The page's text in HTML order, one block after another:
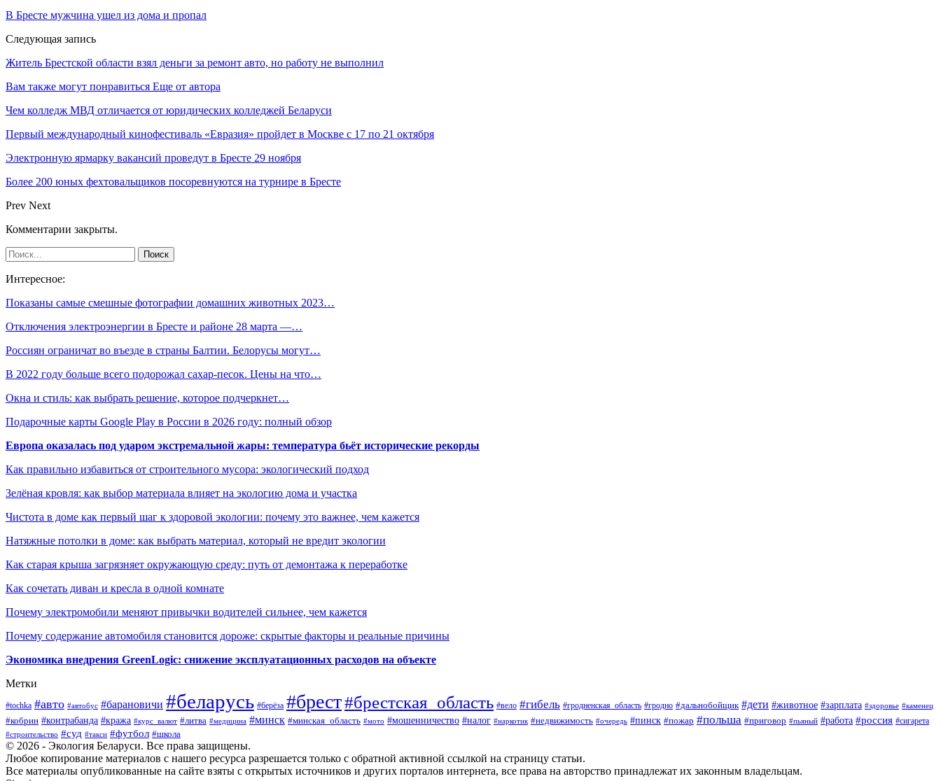
В Бресте мужчина ушел из дома и пропал
Следующая запись
Житель Брестской области взял деньги за ремонт авто, но работу не выполнил
Вам также могут понравиться Еще от автора
Чем колледж МВД отличается от юридических колледжей Беларуси
Первый международный кинофестиваль «Евразия» пройдет в Москве с 17 по 21 октября
Электронную ярмарку вакансий проведут в Бресте 29 ноября
Более 200 юных фехтовальщиков посоревнуются на турнире в Бресте
Prev Next
Комментарии закрыты.
Интересное:
Показаны самые смешные фотографии домашних животных 2023…
Отключения электроэнергии в Бресте и районе 28 марта —…
Россиян ограничат во въезде в страны Балтии. Белорусы могут…
В 2022 году больше всего подорожал сахар-песок. Цены на что…
Окна и стиль: как выбрать решение, которое подчеркнет…
Подарочные карты Google Play в России в 2026 году: полный обзор
Европа оказалась под ударом экстремальной жары: температура бьёт исторические рекорды
Как правильно избавиться от строительного мусора: экологический подход
Зелёная кровля: как выбор материала влияет на экологию дома и участка
Чистота в доме как первый шаг к здоровой экологии: почему это важнее, чем кажется
Натяжные потолки в доме: как выбрать материал, который не вредит экологии
Как старая крыша загрязняет окружающую среду: путь от демонтажа к переработке
Как сочетать диван и кресла в одной комнате
Почему электромобили меняют привычки водителей сильнее, чем кажется
Почему содержание автомобиля становится дороже: скрытые факторы и реальные причины
Экономика внедрения GreenLogic: снижение эксплуатационных расходов на объекте
Метки
#tochka #авто #автобус #барановичи #беларусь #берёза #брест#брестская_область #вело #гибель #гродненская_область #гродно #дальнобойщик #дети #животное #зарплата #здоровье #каменец
#кобрин #контрабанда #кража #курс_валют #литва #медицина #минск #минская_область #мото #мошенничество #налог #наркотик #недвижимость #очередь #пинск #пожар #польша #приговор #пьяный #работа #россия #сигарета
#строительство #суд #такси #футбол #школа
© 2026 - Экология Беларуси. Все права защищены.
Любое копирование материалов с нашего ресурса разрешается только с обратной активной ссылкой на страницу статьи.
Все материалы опубликованные на сайте взяты с открытых источников и других порталов интернета, все права на авторство принадлежат их законным владельцам.